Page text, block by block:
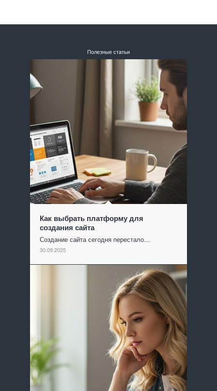
Полезные статьи
Как выбрать платформу для
создания сайта
Создание сайта сегодня перестало…
30.09.2025